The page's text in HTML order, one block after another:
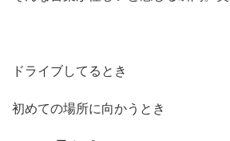
ドライブしてるとき
初めての場所に向かうとき